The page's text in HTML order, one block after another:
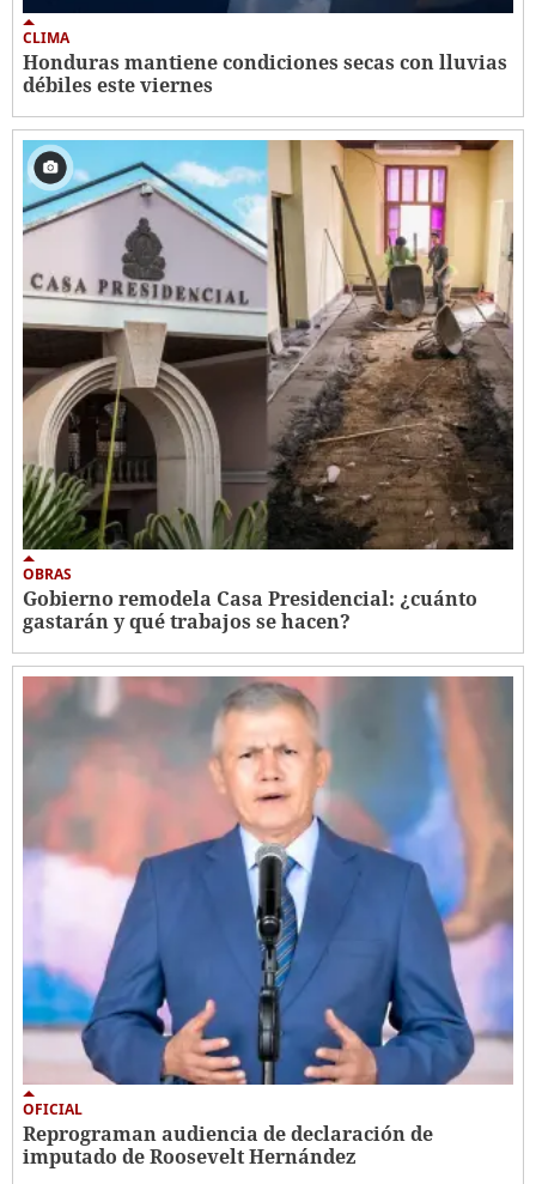
CLIMA
Honduras mantiene condiciones secas con lluvias
débiles este viernes
OBRAS
Gobierno remodela Casa Presidencial: ¿cuánto
gastarán y qué trabajos se hacen?
OFICIAL
Reprograman audiencia de declaración de
imputado de Roosevelt Hernández